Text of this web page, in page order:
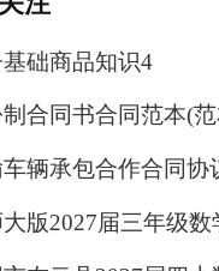
础商品知识4
制合同书合同范本(
辆承包合作合同协